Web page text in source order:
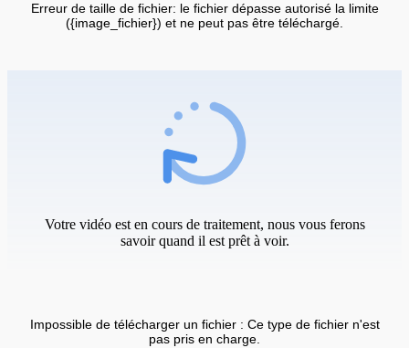
Erreur de taille de fichier: le fichier dépasse autorisé la limite
({image_fichier}) et ne peut pas être téléchargé.
Votre vidéo est en cours de traitement, nous vous ferons
savoir quand il est prêt à voir.
Impossible de télécharger un fichier : Ce type de fichier n'est
pas pris en charge.